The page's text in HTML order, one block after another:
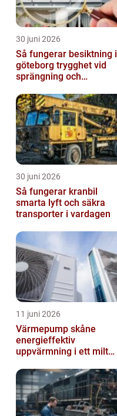
30 juni 2026
Så fungerar besiktning i
göteborg trygghet vid
sprängning och
30 juni 2026
Så fungerar kranbil
smarta lyft och säkra
transporter i vardagen
11 juni 2026
Värmepump skåne
energieffektiv
uppvärmning i ett milt